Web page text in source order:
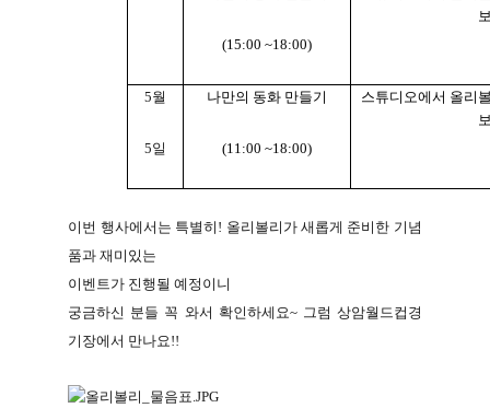
(15:00 ~18:00)
5월
5일
나만의 동화 만들기
(11:00 ~18:00)
스튜디오에서 올리
이번 행사에서는 특별히 ! 올리볼리가 새롭게 준비한 기념
품과 재미있는
이벤트가 진행될 예정이니
궁금하신 분들 꼭 와서 확인하세요~ 그럼 상암월드컵경
기장에서 만나요!!